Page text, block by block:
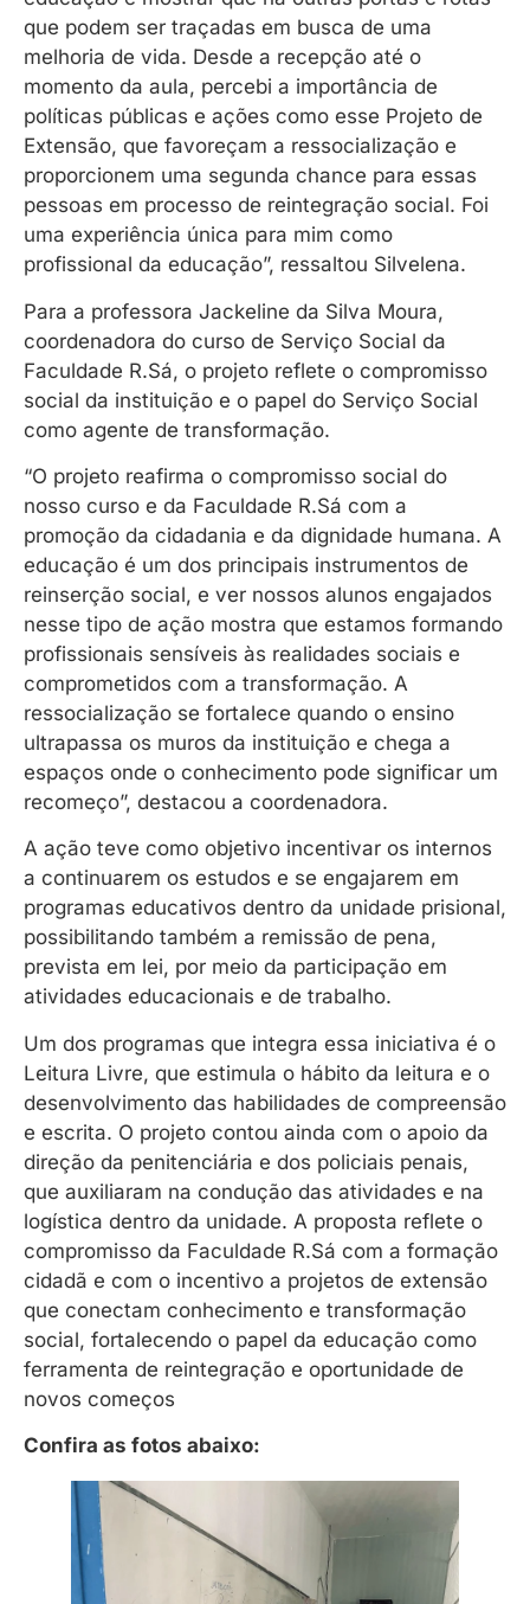
que podem ser traçadas em busca de uma
melhoria de vida. Desde a recepção até o
momento da aula, percebi a importância de
políticas públicas e ações como esse Projeto de
Extensão, que favoreçam a ressocialização e
proporcionem uma segunda chance para essas
pessoas em processo de reintegração social. Foi
uma experiência única para mim como
profissional da educação”, ressaltou Silvelena.
Para a professora Jackeline da Silva Moura,
coordenadora do curso de Serviço Social da
Faculdade R.Sá, o projeto reflete o compromisso
social da instituição e o papel do Serviço Social
como agente de transformação.
“O projeto reafirma o compromisso social do
nosso curso e da Faculdade R.Sá com a
promoção da cidadania e da dignidade humana. A
educação é um dos principais instrumentos de
reinserção social, e ver nossos alunos engajados
nesse tipo de ação mostra que estamos formando
profissionais sensíveis às realidades sociais e
comprometidos com a transformação. A
ressocialização se fortalece quando o ensino
ultrapassa os muros da instituição e chega a
espaços onde o conhecimento pode significar um
recomeço”, destacou a coordenadora.
A ação teve como objetivo incentivar os internos
a continuarem os estudos e se engajarem em
programas educativos dentro da unidade prisional,
possibilitando também a remissão de pena,
prevista em lei, por meio da participação em
atividades educacionais e de trabalho.
Um dos programas que integra essa iniciativa é o
Leitura Livre, que estimula o hábito da leitura e o
desenvolvimento das habilidades de compreensão
e escrita. O projeto contou ainda com o apoio da
direção da penitenciária e dos policiais penais,
que auxiliaram na condução das atividades e na
logística dentro da unidade. A proposta reflete o
compromisso da Faculdade R.Sá com a formação
cidadã e com o incentivo a projetos de extensão
que conectam conhecimento e transformação
social, fortalecendo o papel da educação como
ferramenta de reintegração e oportunidade de
novos começos
Confira as fotos abaixo: